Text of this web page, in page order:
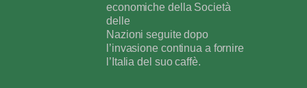
economiche della Società
delle
Nazioni seguite dopo
l’invasione continua a fornire
l’Italia del suo caffè.